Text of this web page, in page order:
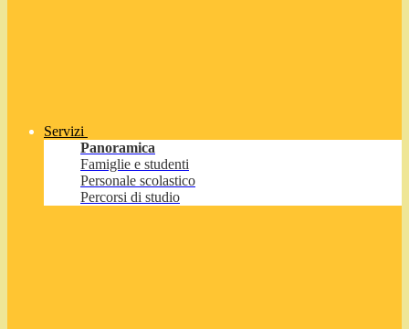
Servizi
Panoramica
Famiglie e studenti
Personale scolastico
Percorsi di studio